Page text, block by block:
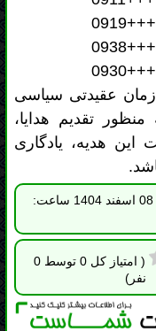
هدیه، یادگاری
( امتیاز کل 0 توسط 0
نفر)
وَانْقَطَعَ الرَّجاَّءُ وَضاقَتِ
الْمُشْتَكى وَعَلَيْكَ الْمُعَوَّلُ
مُحَمَّدٍ اُولِى الاْمْرِ الَّذينَ